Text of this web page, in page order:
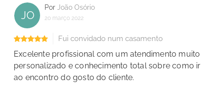
JO
Por João Osório
20 março 2022
Fui convidado num casamento
Excelente profissional com um atendimento muito
personalizado e conhecimento total sobre como ir
ao encontro do gosto do cliente.